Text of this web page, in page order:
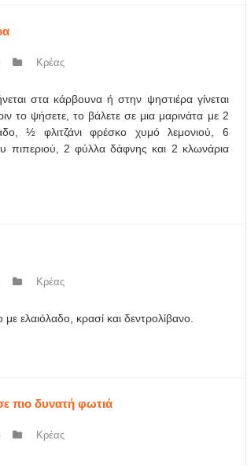
Κρέας
στα κάρβουνα ή στην ψηστιέρα γίνεται
το ψήσετε, το βάλετε σε μια μαρινάτα με 2
½ φλιτζάνι φρέσκο χυμό λεμονιού, 6
πιπεριού, 2 φύλλα δάφνης και 2 κλωνάρια
Κρέας
ελαιόλαδο, κρασί και δεντρολίβανο.
πιο δυνατή φωτιά
Κρέας